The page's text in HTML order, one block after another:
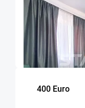
OFERTA NOUA
Garsoniera
Brasov
400 Euro